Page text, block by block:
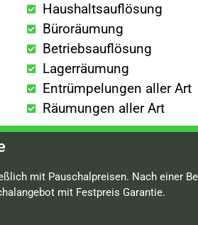
Haushaltsauflösung
Büroräumung
Betriebsauflösung
Lagerräumung
Entrümpelungen aller Art
Räumungen aller Art
mit Pauschalpreisen. Nach einer
mit Festpreis Garantie.